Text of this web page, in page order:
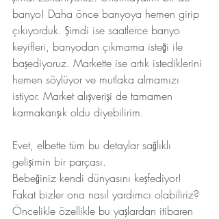
banyo! Daha önce banyoya hemen girip
çıkıyorduk. Şimdi ise saatlerce banyo
keyifleri, banyodan çıkmama isteği ile
başediyoruz. Markette ise artık istediklerini
hemen söylüyor ve mutlaka almamızı
istiyor. Market alışverişi de tamamen
karmakarışık oldu diyebilirim.
Evet, elbette tüm bu detaylar sağlıklı
gelişimin bir parçası.
Bebeğiniz kendi dünyasını keşfediyor!
Fakat bizler ona nasıl yardımcı olabiliriz?
Öncelikle özellikle bu yaşlardan itibaren